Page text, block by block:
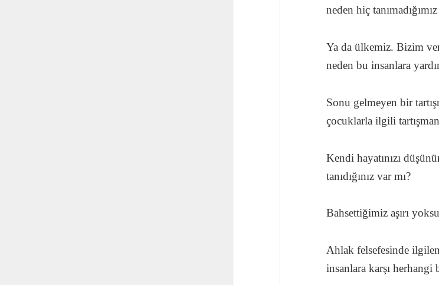
neden hiç
Ya da ülkemiz. Bizim
neden bu insanlara
Sonu gelmeyen bir
çocuklarla ilgili
Kendi hayatınızı
tanıdığınız var mı?
Bahsettiğimiz aşırı
Ahlak felsefesinde
insanlara karşı